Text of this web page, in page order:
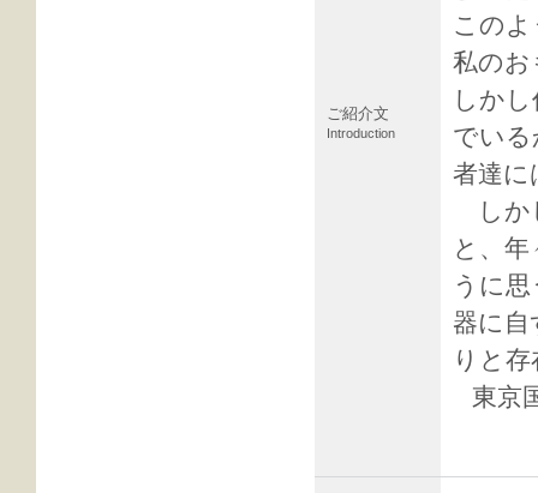
ご紹介文
Introduction
この
私のお
しか
でい
者達に
しか
と、
うに
器に自
りと
東京